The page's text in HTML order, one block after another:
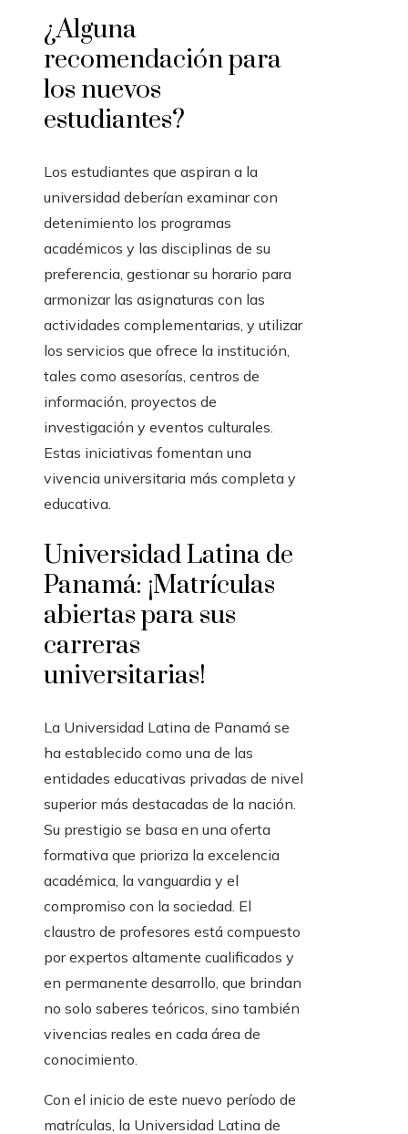
¿Alguna
recomendación para
los nuevos
estudiantes?
Los estudiantes que aspiran a la
universidad deberían examinar con
detenimiento los programas
académicos y las disciplinas de su
preferencia, gestionar su horario para
armonizar las asignaturas con las
actividades complementarias, y utilizar
los servicios que ofrece la institución,
tales como asesorías, centros de
información, proyectos de
investigación y eventos culturales.
Estas iniciativas fomentan una
vivencia universitaria más completa y
educativa.
Universidad Latina de
Panamá: ¡Matrículas
abiertas para sus
carreras
universitarias!
La Universidad Latina de Panamá se
ha establecido como una de las
entidades educativas privadas de nivel
superior más destacadas de la nación.
Su prestigio se basa en una oferta
formativa que prioriza la excelencia
académica, la vanguardia y el
compromiso con la sociedad. El
claustro de profesores está compuesto
por expertos altamente cualificados y
en permanente desarrollo, que brindan
no solo saberes teóricos, sino también
vivencias reales en cada área de
conocimiento.
Con el inicio de este nuevo período de
matrículas, la Universidad Latina de